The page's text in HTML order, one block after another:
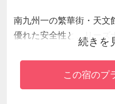
南九州一の繁華街・天文
優れた安全性と、リーズ
ベッドは、最高な寝心地
続きを
この宿のプ